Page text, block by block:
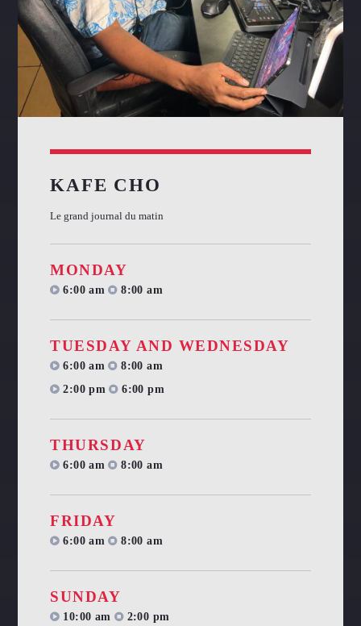
KAFE CHO
Le grand journal du matin
MONDAY
6:00 am 8:00 am
TUESDAY AND WEDNESDAY
6:00 am
8:00 am
2:00 pm
6:00 pm
THURSDAY
6:00 am 8:00 am
FRIDAY
6:00 am 8:00 am
SUNDAY
10:00 am
2:00 pm